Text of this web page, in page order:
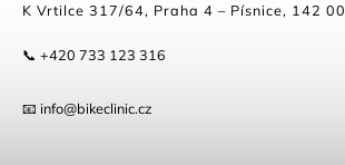
K Vrtilce 317/64, Praha 4 – Písnice, 142 00
📞 +420 733 123 316
📧 info@bikeclinic.cz